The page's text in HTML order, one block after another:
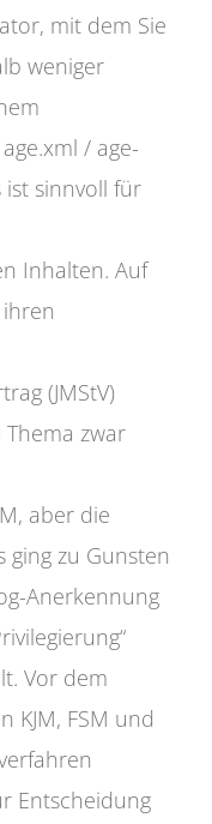
mit dem Sie
weniger
/ age-
ist sinnvoll für
Inhalten. Auf
(JMStV)
zwar
aber die
ging zu Gunsten
Anerkennung
Vor dem
KJM, FSM und
Entscheidung